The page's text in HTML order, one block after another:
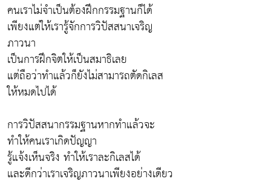
คนเราไม่จำเป็นต้องฝึกกรรมฐานก็ได้
เพียงแต่ให้เรารู้จักการวิปัสสนาเจริญ
ภาวนา
เป็นการฝึกจิตให้เป็นสมาธิเลย
แต่ถือว่าทำแล้วก็ยังไม่สามารถตัดกิเลส
ให้หมดไปได้
การวิปัสสนากรรมฐานหากทำแล้วจะ
ทำให้คนเราเกิดปัญญา
รู้แจ้งเห็นจริง ทำให้เราละกิเลสได้
และดีกว่าเราเจริญภาวนาเพียงอย่างเดียว